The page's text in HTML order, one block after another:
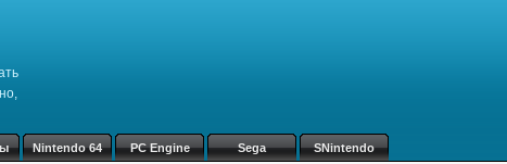
Nintendo 64 PC Engine Sega SNintendo